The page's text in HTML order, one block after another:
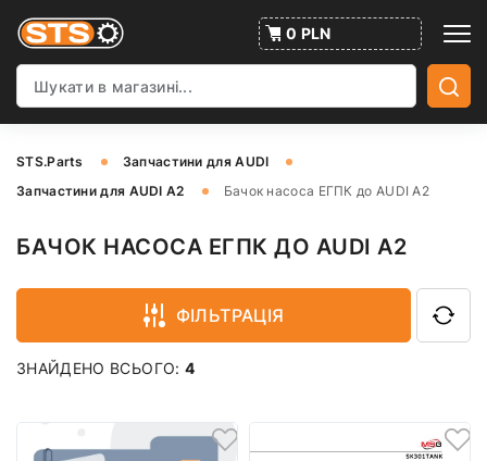
0 PLN
STS.Parts
Запчастини для AUDI
Запчастини для AUDI A2
Бачок насоса ЕГПК до AUDI A2
БАЧОК НАСОСА ЕГПК ДО AUDI A2
ФІЛЬТРАЦІЯ
ЗНАЙДЕНО ВСЬОГО: 4